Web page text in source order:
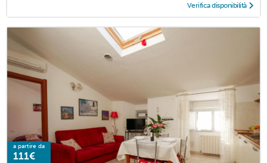
Verifica disponibilità
a partire da
111€